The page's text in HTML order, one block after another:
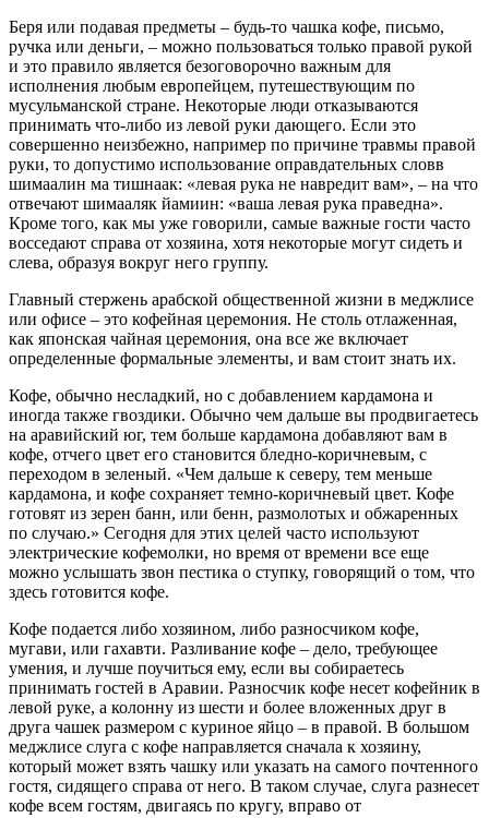
Беря или подавая предметы – будь-то чашка кофе, письмо,
ручка или деньги, – можно пользоваться только правой рукой
и это правило является безоговорочно важным для
исполнения любым европейцем, путешествующим по
мусульманской стране. Некоторые люди отказываются
принимать что-либо из левой руки дающего. Если это
совершенно неизбежно, например по причине травмы правой
руки, то допустимо использование оправдательных словв
шимаалин ма тишнаак: «левая рука не навредит вам», – на что
отвечают шимааляк йамиин: «ваша левая рука праведна».
Кроме того, как мы уже говорили, самые важные гости часто
восседают справа от хозяина, хотя некоторые могут сидеть и
слева, образуя вокруг него группу.
Главный стержень арабской общественной жизни в меджлисе
или офисе – это кофейная церемония. Не столь отлаженная,
как японская чайная церемония, она все же включает
определенные формальные элементы, и вам стоит знать их.
Кофе, обычно несладкий, но с добавлением кардамона и
иногда также гвоздики. Обычно чем дальше вы продвигаетесь
на аравийский юг, тем больше кардамона добавляют вам в
кофе, отчего цвет его становится бледно-коричневым, с
переходом в зеленый. «Чем дальше к северу, тем меньше
кардамона, и кофе сохраняет темно-коричневый цвет. Кофе
готовят из зерен банн, или бенн, размолотых и обжаренных
по случаю.» Сегодня для этих целей часто используют
электрические кофемолки, но время от времени все еще
можно услышать звон пестика о ступку, говорящий о том, что
здесь готовится кофе.
Кофе подается либо хозяином, либо разносчиком кофе,
мугави, или гахавти. Разливание кофе – дело, требующее
умения, и лучше поучиться ему, если вы собираетесь
принимать гостей в Аравии. Разносчик кофе несет кофейник в
левой руке, а колонну из шести и более вложенных друг в
друга чашек размером с куриное яйцо – в правой. В большом
меджлисе слуга с кофе направляется сначала к хозяину,
который может взять чашку или указать на самого почтенного
гостя, сидящего справа от него. В таком случае, слуга разнесет
кофе всем гостям, двигаясь по кругу, вправо от